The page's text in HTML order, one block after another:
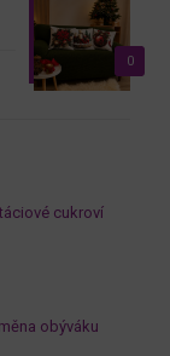
0
cukroví
obýváku